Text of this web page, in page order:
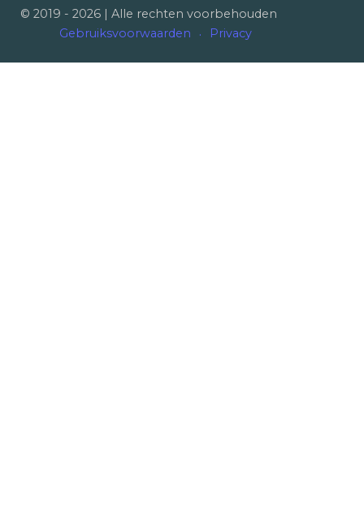
© 2019 - 2026 | Alle rechten voorbehouden
Gebruiksvoorwaarden
Privacy